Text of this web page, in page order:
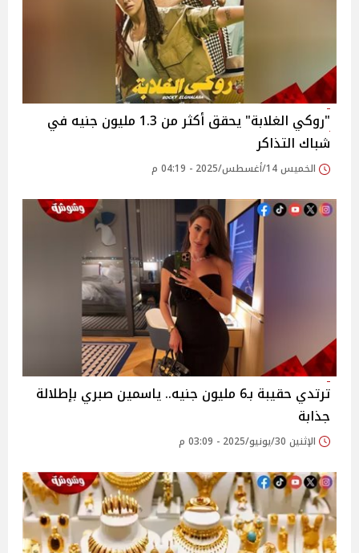
"روكي الغلابة" يحقق أكثر من 1.3 مليون جنيه في
شباك التذاكر
الخميس 14/أغسطس/2025 - 04:19 م
ترتدي حقيبة بـ6 مليون جنيه.. ياسمين صبري بإطلالة
جذابة
الإثنين 30/يونيو/2025 - 03:09 م